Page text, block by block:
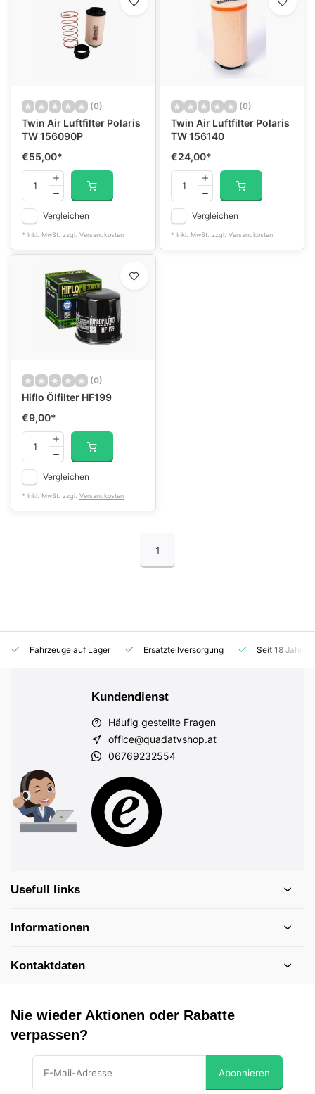
(0)
Twin Air Luftfilter Polaris
TW 156090P
€55,00*
Vergleichen
* Inkl. MwSt. zzgl. Versandkosten
(0)
Twin Air Luftfilter Polaris
TW 156140
€24,00*
Vergleichen
* Inkl. MwSt. zzgl. Versandkosten
(0)
Hiflo Ölfilter HF199
€9,00*
Vergleichen
* Inkl. MwSt. zzgl. Versandkosten
1
Fahrzeuge auf Lager Ersatzteilversorgung Seit 18
Kundendienst
Häufig gestellte Fragen
office@quadatvshop.at
06769232554
Usefull links
Informationen
Kontaktdaten
Nie wieder Aktionen oder Rabatte
verpassen?
Abonnieren